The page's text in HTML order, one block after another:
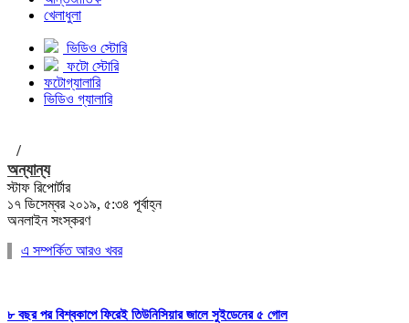
খেলাধুলা
ভিডিও স্টোরি
ফটো স্টোরি
ফটোগ্যালারি
ভিডিও গ্যালারি
/
অন্যান্য
স্টাফ রিপোর্টার
১৭ ডিসেম্বর ২০১৯, ৫:৩৪ পূর্বাহ্ন
অনলাইন সংস্করণ
এ সম্পর্কিত আরও খবর
৮ বছর পর বিশ্বকাপে ফিরেই তিউনিসিয়ার জালে সুইডেনের ৫ গোল